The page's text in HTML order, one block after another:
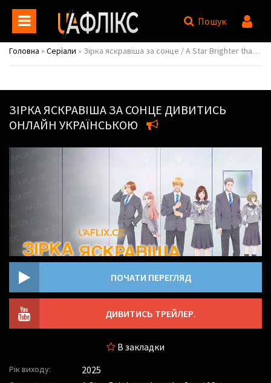
Пошук
Головна » Серіали » Зірка яскравіша за сонце / A Star Brighter than the Sun
ЗІРКА ЯСКРАВІША ЗА СОНЦЕ ДИВИТИСЬ
ОНЛАЙН УКРАЇНСЬКОЮ
ПОЧАТИ ПЕРЕГЛЯД
ДИВИТИСЬ ТРЕЙЛЕР.
В закладки
Рік виходу: 2025